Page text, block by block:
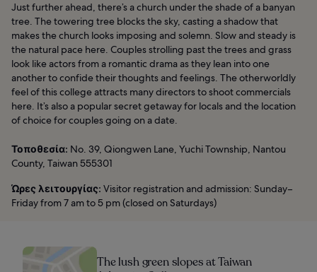
Just further ahead, there’s a church under the shade of a banyan
tree. The towering tree blocks the sky, casting a shadow that
makes the church looks imposing and solemn. Slow and steady is
the natural pace here. Couples strolling past the trees and grass
look like actors from a romantic drama as they lean into one
another to confide their thoughts and feelings. The otherworldly
feel of this college attracts many directors to shoot commercials
here. It’s also a popular secret getaway for locals and the location
of choice for couples going on a date.
Τοποθεσία: No. 39, Qiongwen Lane, Yuchi Township, Nantou
County, Taiwan 555301
Ώρες λειτουργίας: Visitor registration and admission: Sunday–
Friday from 7 am to 5 pm (closed on Saturdays)
The lush green slopes at Taiwan